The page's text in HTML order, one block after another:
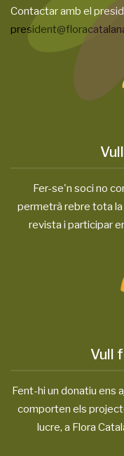
Contactar amb el
Fer-se'n soci no
permetrà rebre tota
revista i participar
Vull
Fent-hi un donatiu ens
comporten els
lucre, a Flora